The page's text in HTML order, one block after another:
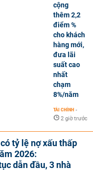
cộng
thêm 2,2
điểm %
cho khách
hàng mới,
đưa lãi
suất cao
nhất
chạm
8%/năm
TÀI CHÍNH -
2 giờ trước
tỷ lệ nợ xấu thấp
2026:
dẫn đầu, 3 nhà